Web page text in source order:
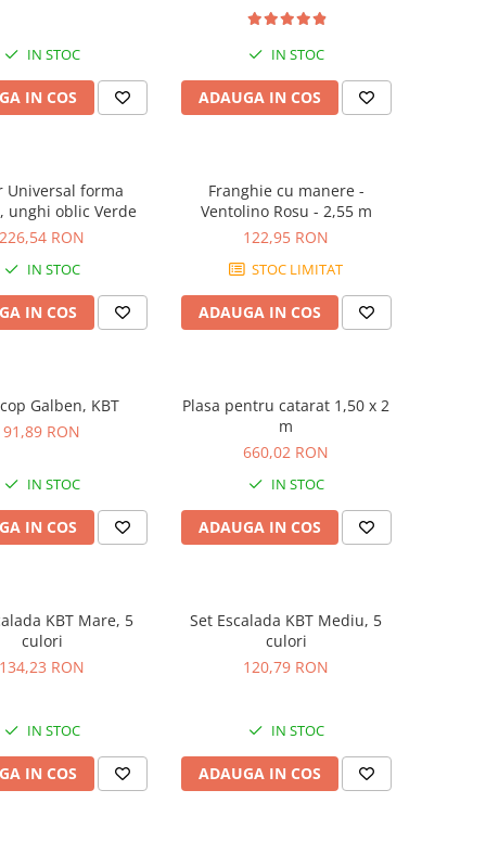
IN STOC
IN COS
IN STOC
ADAUGA IN COS
Universal forma
unghi oblic Verde
226,54 RON
IN STOC
IN COS
Franghie cu manere -
Ventolino Rosu - 2,55 m
122,95 RON
STOC LIMITAT
ADAUGA IN COS
Galben, KBT
91,89 RON
IN STOC
IN COS
Plasa pentru catarat 1,50 x 2
m
660,02 RON
IN STOC
ADAUGA IN COS
KBT Mare, 5
culori
134,23 RON
IN STOC
IN COS
Set Escalada KBT Mediu, 5
culori
120,79 RON
IN STOC
ADAUGA IN COS